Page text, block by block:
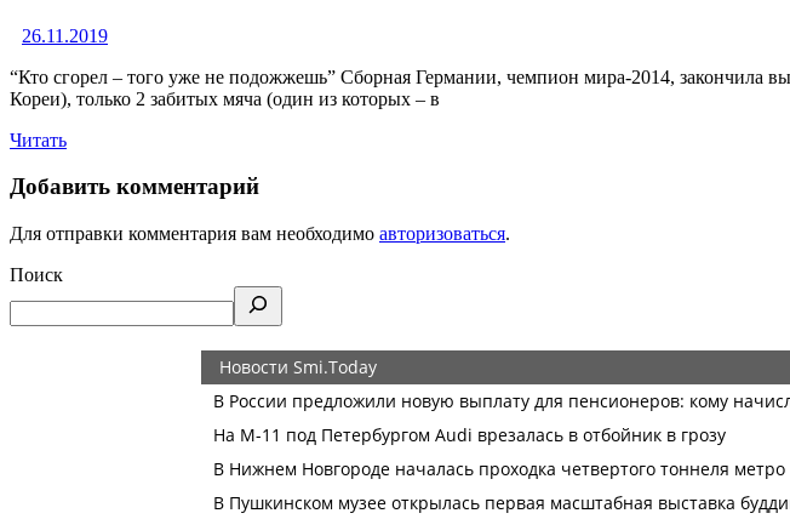
26.11.2019
“Кто сгорел – того уже не подожжешь” Сборная Германии, чемпион мира-2014,
Кореи), только 2 забитых мяча (один из которых – в
Читать
Добавить комментарий
Для отправки комментария вам необходимо авторизоваться.
Поиск